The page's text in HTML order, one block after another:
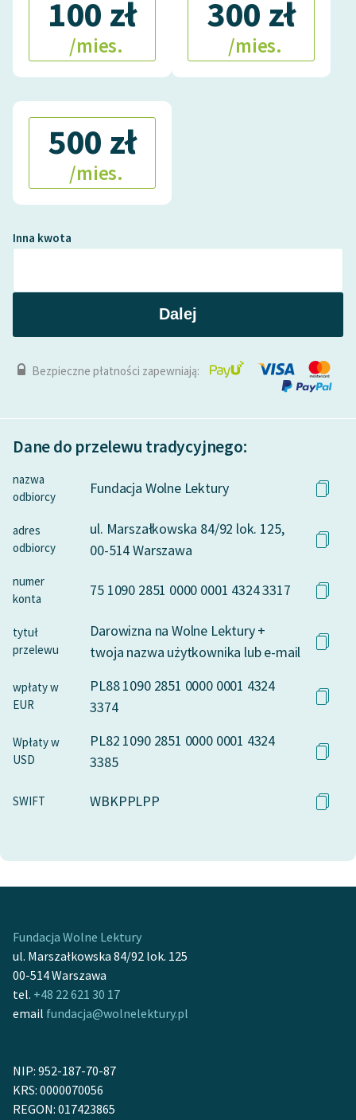
100 zł
/mies.
300 zł
/mies.
500 zł
/mies.
Inna kwota
Dalej
Bezpieczne płatności zapewniają:
Dane do przelewu tradycyjnego:
nazwa
odbiorcy
Fundacja Wolne Lektury
adres
odbiorcy
ul. Marszałkowska 84/92 lok. 125,
00-514 Warszawa
numer
konta
75 1090 2851 0000 0001 4324 3317
tytuł
przelewu
Darowizna na Wolne Lektury +
twoja nazwa użytkownika lub e-mail
wpłaty w
EUR
PL88 1090 2851 0000 0001 4324
3374
Wpłaty w
USD
PL82 1090 2851 0000 0001 4324
3385
SWIFT WBKPPLPP
Fundacja Wolne Lektury
ul. Marszałkowska 84/92 lok. 125
00-514 Warszawa
tel. +48 22 621 30 17
email fundacja@wolnelektury.pl
NIP: 952-187-70-87
KRS: 0000070056
REGON: 017423865